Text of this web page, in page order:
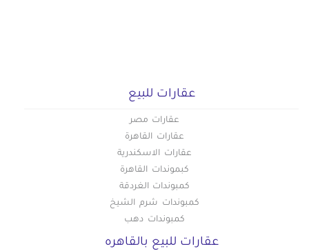
عقارات للبيع
عقارات مصر
عقارات القاهرة
عقارات الاسكندرية
كبموندات القاهرة
كمبوندات الغردقة
كمبوندات شرم الشيخ
كمبوندات دهب
عقارات للبيع بالقاهره